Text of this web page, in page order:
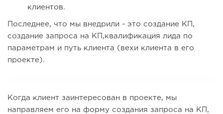
клиентов.
Последнее, что мы внедрили - это создание КП,
создание запроса на КП,квалификация лида по
параметрам и путь клиента (вехи клиента в его
проекте).
Когда клиент заинтересован в проекте, мы
направляем его на форму создания запроса на КП,